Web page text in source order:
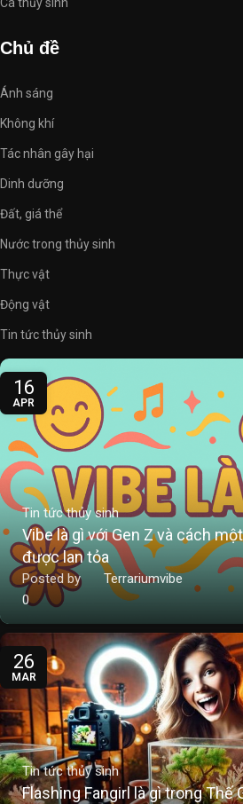
Cá thủy sinh
Chủ đề
Ánh sáng
Không khí
Tác nhân gây hại
Dinh dưỡng
Đất, giá thể
Nước trong thủy sinh
Thực vật
Động vật
Tin tức thủy sinh
16
APR
Tin tức thủy sinh
Vibe là gì với Gen Z và cách
được lan tỏa
Posted by
Terrariumvibe
0
26
MAR
Tin tức thủy sinh
Flashing Fangirl là gì trong Thế